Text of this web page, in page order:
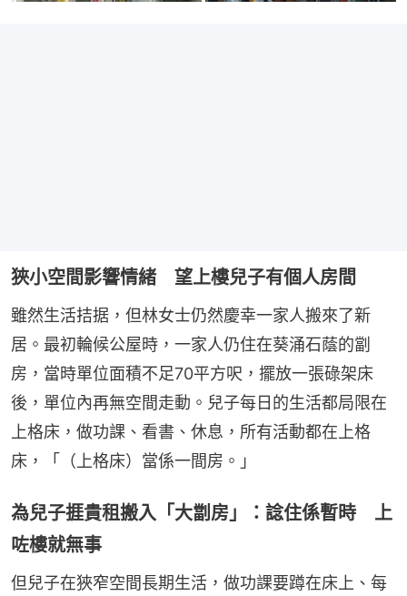
狹小空間影響情緒 望上樓兒子有個人房間
雖然生活拮据，但林女士仍然慶幸一家人搬來了新
居。最初輪候公屋時，一家人仍住在葵涌石蔭的劏
房，當時單位面積不足70平方呎，擺放一張碌架床
後，單位內再無空間走動。兒子每日的生活都局限在
上格床，做功課、看書、休息，所有活動都在上格
床，「（上格床）當係一間房。」
為兒子捱貴租搬入「大劏房」：諗住係暫時 上
咗樓就無事
但兒子在狹窄空間長期生活，做功課要蹲在床上、每